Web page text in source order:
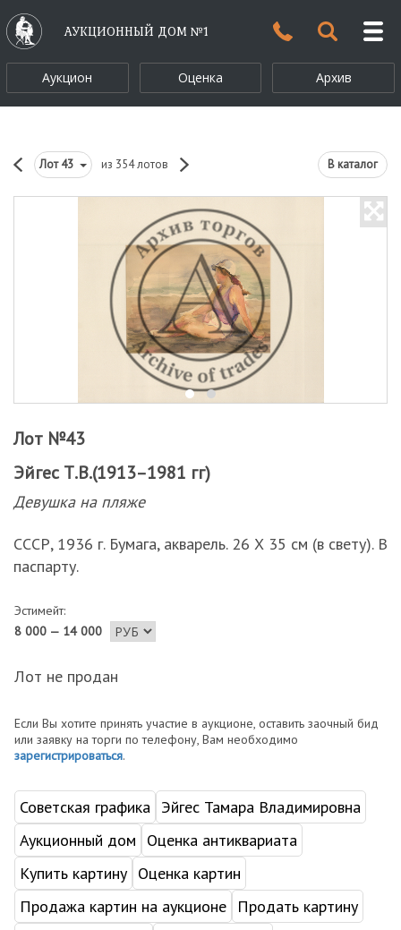
АУКЦИОННЫЙ ДОМ №1
Аукцион Оценка Архив
Лот43 из 354 лотов В каталог
Лот №43
Эйгес Т.В.(1913–1981 гг)
Девушка на пляже
СССР, 1936 г. Бумага, акварель. 26 Х 35 см (в свету). В
паспарту.
Эстимейт:
8 000 — 14 000
Лот не продан
Если Вы хотите принять участие в аукционе, оставить заочный бид
или заявку на торги по телефону, Вам необходимо
зарегистрироваться.
Советская графика Эйгес Тамара Владимировна
Аукционный дом
Оценка антиквариата
Купить картину Оценка картин
Продажа картин на аукционе
Продать картину